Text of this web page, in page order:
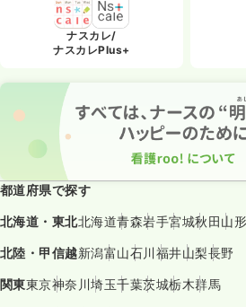
ナスカレ/
ナスカレPlus+
都道府県で探す
北海道・東北北海道青森岩手宮城秋田山
北陸・甲信越新潟富山石川福井山梨長野
関東東京神奈川埼玉千葉茨城栃木群馬